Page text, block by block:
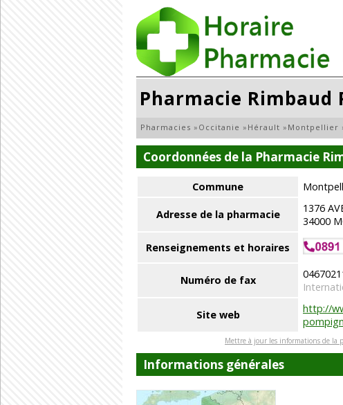
Pharmacie Rimbaud
Pharmacies » Occitanie » Hérault » Montpellier
Coordonnées de la Pharmacie
Commune
Adresse de la pharmacie
1376
34000
Renseignements et horaires
Numéro de fax
Site web
http://
Mettre à jour les informations de la
Informations générales